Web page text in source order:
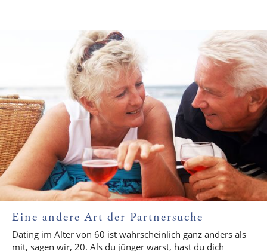
Eine andere Art der Partnersuche
Dating im Alter von 60 ist wahrscheinlich ganz anders als
mit, sagen wir, 20. Als du jünger warst, hast du dich